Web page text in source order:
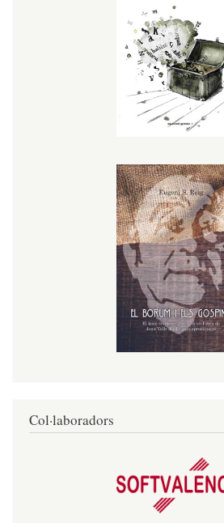
Col·laboradors